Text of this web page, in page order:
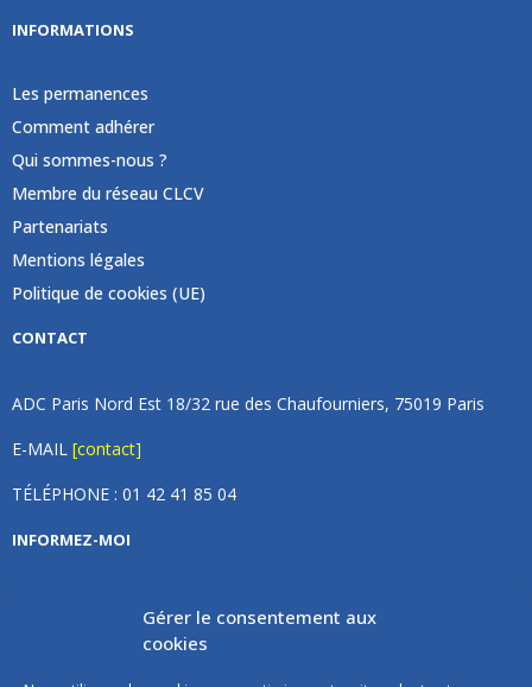
Gérer le consentement aux
cookies
INFORMATIONS
Les permanences
Comment adhérer
Qui sommes-nous ?
Membre du réseau CLCV
Partenariats
Mentions légales
Politique de cookies (UE)
CONTACT
ADC Paris Nord Est 18/32 rue des Chaufourniers, 75019 Paris
E-MAIL [contact]
TÉLÉPHONE : 01 42 41 85 04
INFORMEZ-MOI
Inscrivez vous à notre newsletter et recevez une fois par
mois de nos nouvelles, aucun spam (on promet).